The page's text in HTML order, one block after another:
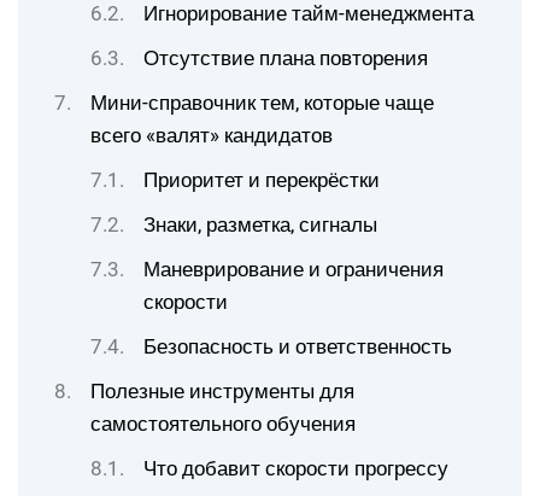
Игнорирование тайм-менеджмента
Отсутствие плана повторения
Мини-справочник тем, которые чаще
всего «валят» кандидатов
Приоритет и перекрёстки
Знаки, разметка, сигналы
Маневрирование и ограничения
скорости
Безопасность и ответственность
Полезные инструменты для
самостоятельного обучения
Что добавит скорости прогрессу